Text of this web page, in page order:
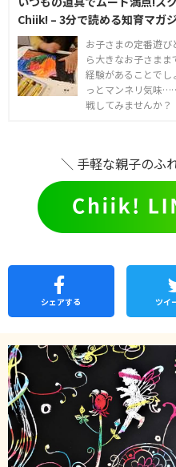
Chiik! – 3分で読める知育マガ
お子さまの定番遊
ら大きなお子さま
経験があることでし
っとマンネリ気味
戦してみませんか？
＼ 手軽な親子のふ
シェアする ツイ